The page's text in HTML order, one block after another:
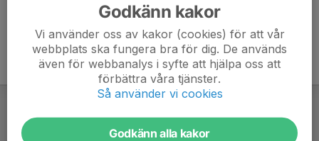
Godkänn kakor
Vi använder oss av kakor (cookies) för att vår
webbplats ska fungera bra för dig. De används
även för webbanalys i syfte att hjälpa oss att
förbättra våra tjänster.
Så använder vi cookies
Godkänn alla kakor